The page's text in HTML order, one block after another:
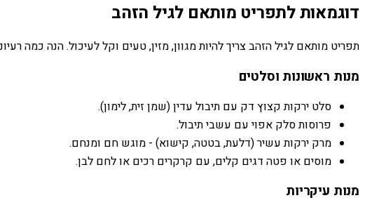
דוגמאות לתפריט מותאם לגיל הזהב
תפריט מותאם לגיל הזהב צריך להיות מגוון, מזין, טעים וקל לעיכול. הנה כמה
מנות ראשונות וסלטים
סלט ירקות קצוץ דק עם תיבול עדין (שמן זית, לימון).
פרוסות סלק אפוי עם עשבי תיבול.
מרק ירקות עשיר (דלעת, בטטה, קישוא) - מוגש חם ומנחם.
מוסים או פטה דגים קלים, עם קרקרים רכים או לחם לבן.
מנות עיקריות